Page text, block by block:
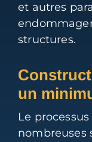
et autres
structures.
un
Le
nombreuses